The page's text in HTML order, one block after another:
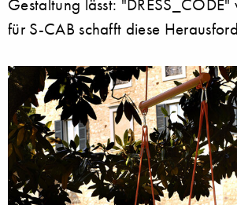
Gestaltung lässt:
für S-CAB schafft diese